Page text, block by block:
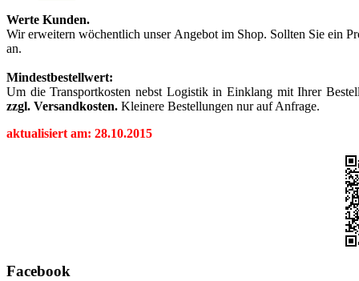
Werte Kunden.
Wir erweitern wöchentlich unser Angebot im Shop. Sollten Sie ein
an.
Mindestbestellwert:
Um die Transportkosten nebst Logistik in Einklang mit Ihrer
zzgl. Versandkosten. Kleinere Bestellungen nur auf Anfrage.
aktualisiert am: 28.10.2015
Facebook